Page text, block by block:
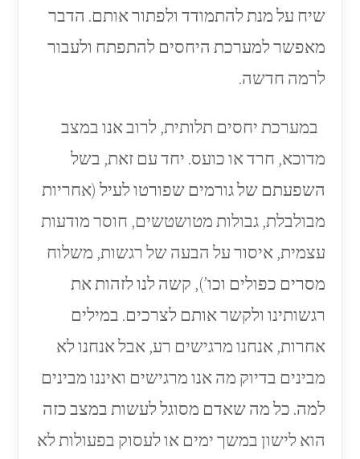
שיח על מנת להתמודד ולפתור אותם. הדבר
מאפשר למערכת היחסים להתפתח ולעבור
לרמה חדשה.
במערכת יחסים תלותית, לרוב אנו במצב
מדוכא, חרד או כועס. יחד עם זאת, בשל
השפעתם של גורמים שפורטו לעיל (אחריות
מבולבלת, גבולות מטושטשים, חוסר מודעות
עצמית, איסור על הבעה של רגשות, משלוח
מסרים כפולים וכו’), קשה לנו לזהות את
רגשותינו ולקשר אותם לצרכים. במילים
אחרות, אנחנו מרגישים רע, אבל אנחנו לא
מבינים בדיוק מה אנו מרגישים ואיננו מבינים
למה. כל מה שאדם מסוגל לעשות במצב כזה
הוא לישון במשך ימים או לעסוק בפעולות לא